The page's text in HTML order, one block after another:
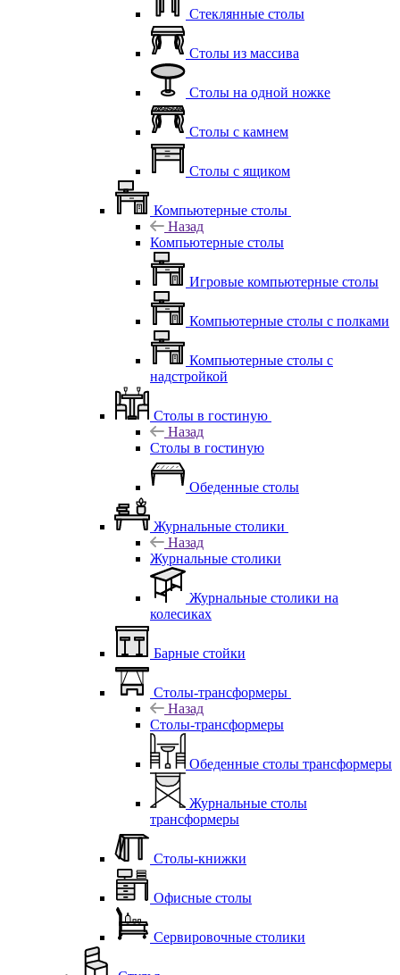
Стеклянные столы
Столы из массива
Столы на одной ножке
Столы с камнем
Столы с ящиком
Компьютерные столы
Назад
Компьютерные столы
Игровые компьютерные столы
Компьютерные столы с полками
Компьютерные столы с
надстройкой
Столы в гостиную
Назад
Столы в гостиную
Обеденные столы
Журнальные столики
Назад
Журнальные столики
Журнальные столики на
колесиках
Барные стойки
Столы-трансформеры
Назад
Столы-трансформеры
Обеденные столы трансформеры
Журнальные столы
трансформеры
Столы-книжки
Офисные столы
Сервировочные столики